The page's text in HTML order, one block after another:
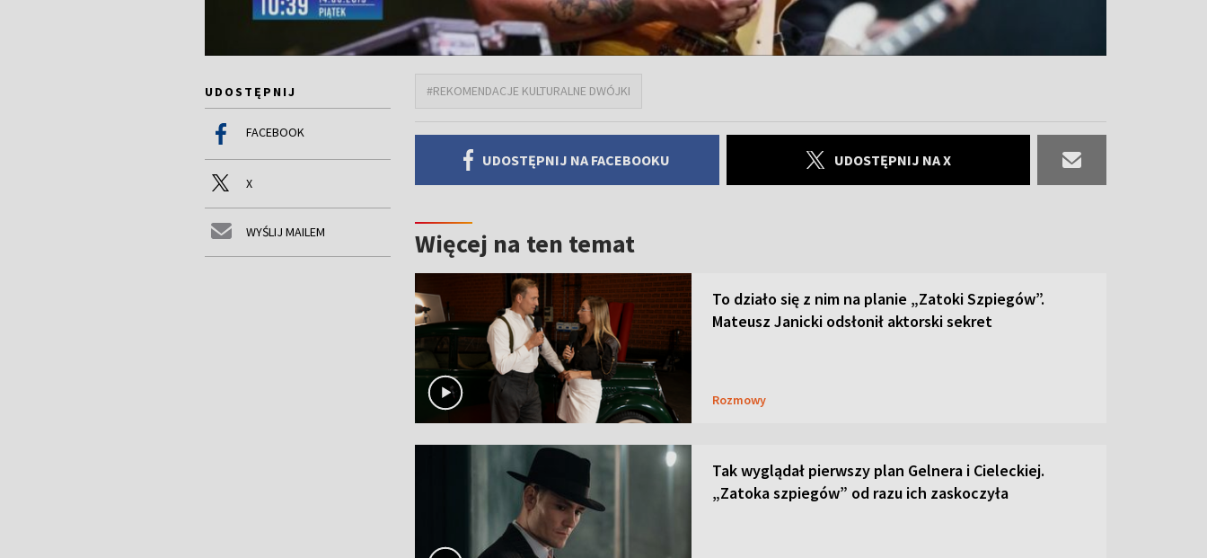
UDOSTĘPNIJ
FACEBOOK
X
WYŚLIJ MAILEM
#REKOMENDACJE KULTURALNE DWÓJKI
UDOSTĘPNIJ NA FACEBOOKU UDOSTĘPNIJ NA X
Więcej na ten temat
To działo się z nim na planie „Zatoki Szpiegów”.
Mateusz Janicki odsłonił aktorski sekret
Rozmowy
Tak wyglądał pierwszy plan Gelnera i Cieleckiej.
„Zatoka szpiegów” od razu ich zaskoczyła